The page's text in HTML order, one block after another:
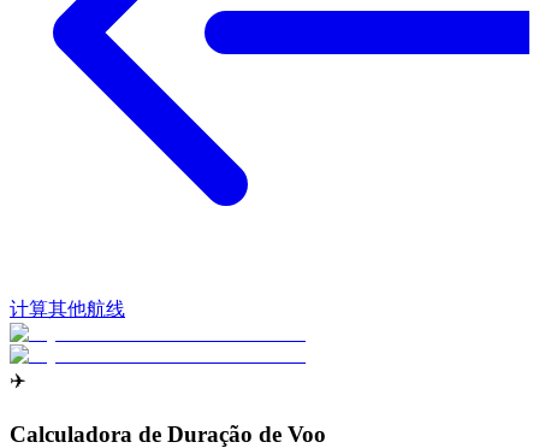
计算其他航线
✈️
Calculadora de Duração de Voo